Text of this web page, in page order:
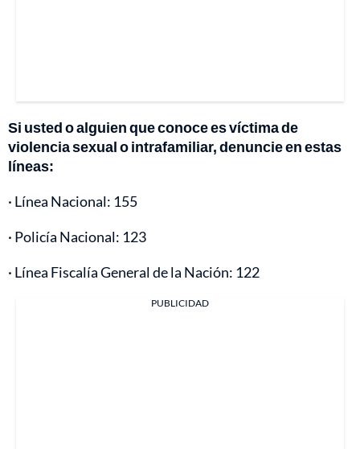
Si usted o alguien que conoce es víctima de
violencia sexual o intrafamiliar, denuncie en estas
líneas:
· Línea Nacional: 155
· Policía Nacional: 123
· Línea Fiscalía General de la Nación: 122
PUBLICIDAD